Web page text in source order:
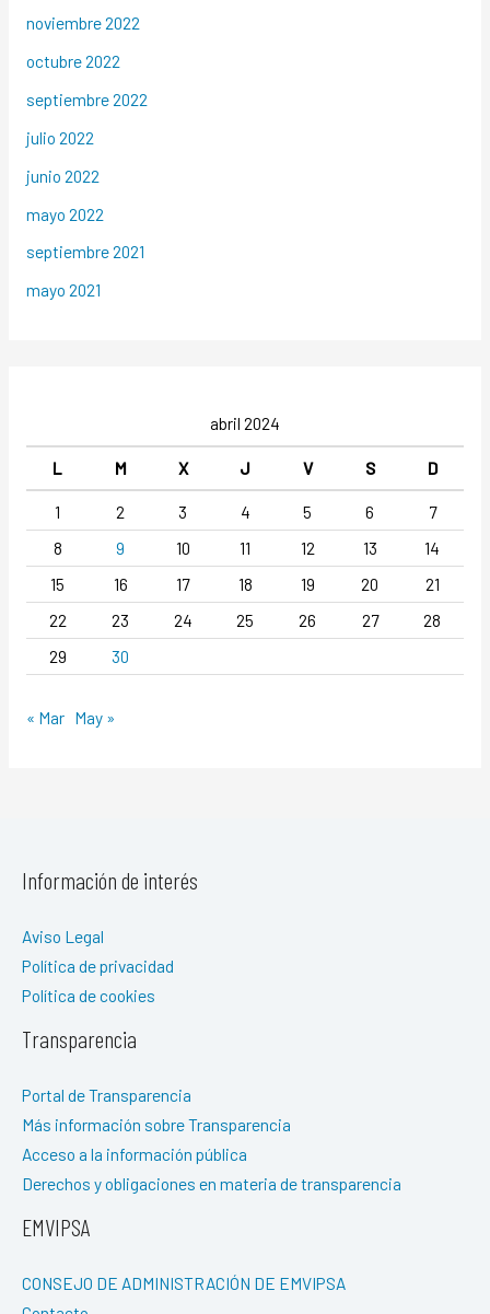
noviembre 2022
octubre 2022
septiembre 2022
julio 2022
junio 2022
mayo 2022
septiembre 2021
mayo 2021
abril 2024
L M X J V S D
1 2 3 4 5 6
7
8
9 10 11 12 13
14
15
16 17 18 19 20
21
22
23 24 25 26 27
28
29
30
« Mar May »
Información de interés
Aviso Legal
Política de privacidad
Política de cookies
Transparencia
Portal de Transparencia
Más información sobre Transparencia
Acceso a la información pública
Derechos y obligaciones en materia de transparencia
EMVIPSA
CONSEJO DE ADMINISTRACIÓN DE EMVIPSA